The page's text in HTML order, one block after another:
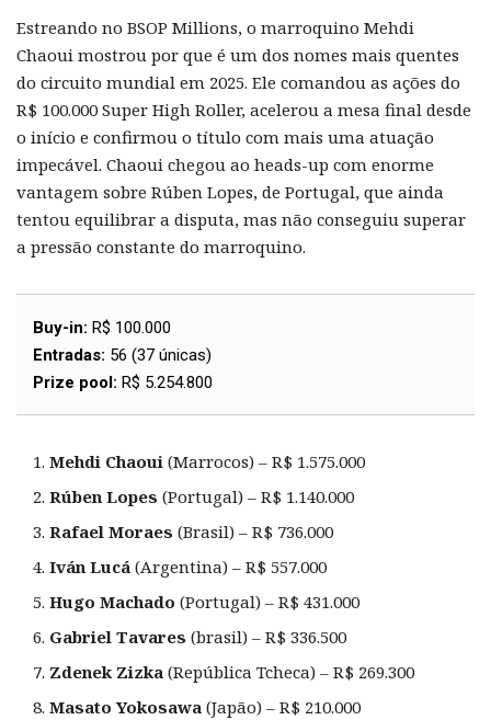
Estreando no BSOP Millions, o marroquino Mehdi
Chaoui mostrou por que é um dos nomes mais quentes
do circuito mundial em 2025. Ele comandou as ações do
R$ 100.000 Super High Roller, acelerou a mesa final desde
o início e confirmou o título com mais uma atuação
impecável. Chaoui chegou ao heads-up com enorme
vantagem sobre Rúben Lopes, de Portugal, que ainda
tentou equilibrar a disputa, mas não conseguiu superar
a pressão constante do marroquino.
Buy-in: R$ 100.000
Entradas: 56 (37 únicas)
Prize pool: R$ 5.254.800
Mehdi Chaoui (Marrocos) – R$ 1.575.000
Rúben Lopes (Portugal) – R$ 1.140.000
Rafael Moraes (Brasil) – R$ 736.000
Iván Lucá (Argentina) – R$ 557.000
Hugo Machado (Portugal) – R$ 431.000
Gabriel Tavares (brasil) – R$ 336.500
Zdenek Zizka (República Tcheca) – R$ 269.300
Masato Yokosawa (Japão) – R$ 210.000